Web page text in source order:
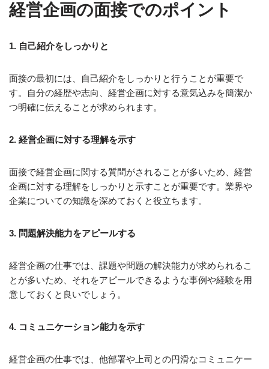
経営企画の面接でのポイント
1. 自己紹介をしっかりと
面接の最初には、自己紹介をしっかりと行うことが重要で
す。自分の経歴や志向、経営企画に対する意気込みを簡潔か
つ明確に伝えることが求められます。
2. 経営企画に対する理解を示す
面接で経営企画に関する質問がされることが多いため、経営
企画に対する理解をしっかりと示すことが重要です。業界や
企業についての知識を深めておくと役立ちます。
3. 問題解決能力をアピールする
経営企画の仕事では、課題や問題の解決能力が求められるこ
とが多いため、それをアピールできるような事例や経験を用
意しておくと良いでしょう。
4. コミュニケーション能力を示す
経営企画の仕事では、他部署や上司との円滑なコミュニケー